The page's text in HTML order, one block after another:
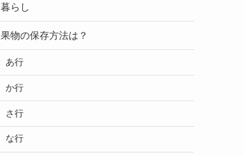
暮らし
果物の保存方法は？
あ行
か行
さ行
な行